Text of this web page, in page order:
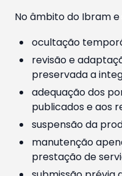
No âmbito do Ibram
ocultação
revisão e
preservada a
adequação dos
publicados e aos
suspensão da
manutenção
prestação de